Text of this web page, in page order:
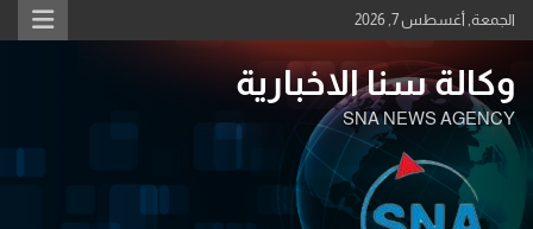
Skip
to
الجمعة, أغسطس 7, 2026
وكالة سنا الاخبارية
SNA NEWS AGENCY